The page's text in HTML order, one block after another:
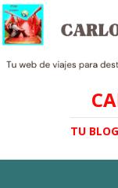
TU